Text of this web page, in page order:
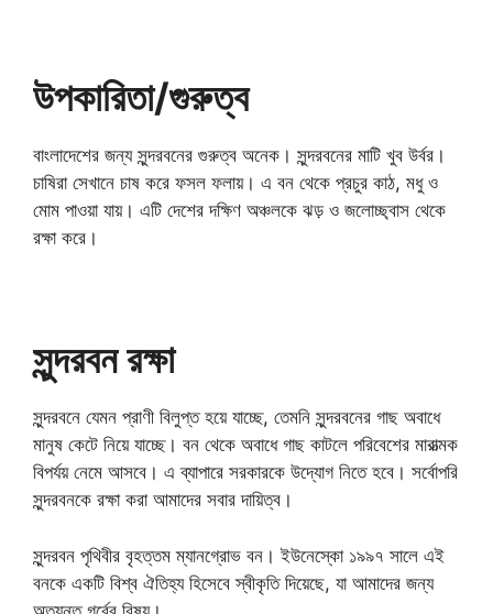
উপকারিতা/গুরুত্ব
বাংলাদেশের জন্য সুন্দরবনের গুরুত্ব অনেক। সুন্দরবনের মাটি খুব উর্বর।
চাষিরা সেখানে চাষ করে ফসল ফলায়। এ বন থেকে প্রচুর কাঠ, মধু ও
মোম পাওয়া যায়। এটি দেশের দক্ষিণ অঞ্চলকে ঝড় ও জলোচ্ছ্বাস থেকে
রক্ষা করে।
সুন্দরবন রক্ষা
সুন্দরবনে যেমন প্রাণী বিলুপ্ত হয়ে যাচ্ছে, তেমনি সুন্দরবনের গাছ অবাধে
মানুষ কেটে নিয়ে যাচ্ছে। বন থেকে অবাধে গাছ কাটলে পরিবেশের মারাত্মক
বিপর্যয় নেমে আসবে। এ ব্যাপারে সরকারকে উদ্যোগ নিতে হবে। সর্বোপরি
সুন্দরবনকে রক্ষা করা আমাদের সবার দায়িত্ব।
সুন্দরবন পৃথিবীর বৃহত্তম ম্যানগ্রোভ বন। ইউনেস্কো ১৯৯৭ সালে এই
বনকে একটি বিশ্ব ঐতিহ্য হিসেবে স্বীকৃতি দিয়েছে, যা আমাদের জন্য